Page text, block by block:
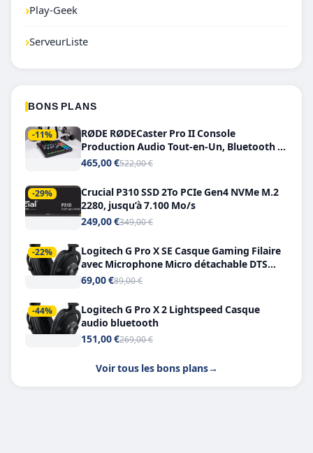
›Play-Geek
›ServeurListe
BONS PLANS
-11%
RØDE RØDECaster Pro II Console
Production Audio Tout-en-Un, Bluetooth et
Double USB-C
465,00 €522,00 €
-29%
Crucial P310 SSD 2To PCIe Gen4 NVMe M.2
2280, jusqu’à 7.100 Mo/s
249,00 €349,00 €
-22%
Logitech G Pro X SE Casque Gaming Filaire
avec Microphone Micro détachable DTS
Headphone X 7.1
69,00 €89,00 €
-44%
Logitech G Pro X 2 Lightspeed Casque
audio bluetooth
151,00 €269,00 €
Voir tous les bons plans→